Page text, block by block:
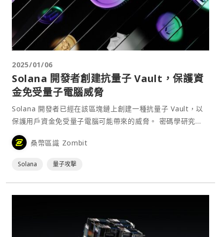
2025/01/06
Solana 開發者創建抗量子 Vault，保護資
金免受量子電腦威脅
Solana 開發者已經在該區塊鏈上創建一種抗量子 Vault，以
保護用戶資金免受量子電腦可能帶來的威脅。 密碼學研究
員、Zeus Network 首席科學家 De⋯
桑幣區識 Zombit
Solana 量子攻擊